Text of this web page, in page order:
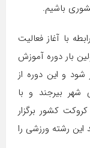
باشیم.
با آغاز فعالیت
بار دوره آموزش
و این دوره از
به میزبانی شهر بیرجند و با
کشور برگزار
این رشته ورزشی را